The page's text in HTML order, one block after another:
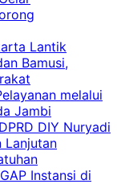
Lantik
Bamusi,
melalui
Jambi
DIY Nuryadi
Lanjutan
Instansi di